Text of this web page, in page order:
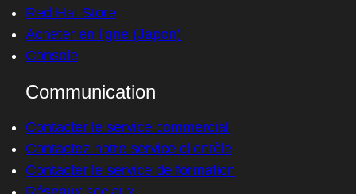
Red Hat Store
Acheter en ligne (Japon)
Console
Communication
Contacter le service commercial
Contactez notre service clientèle
Contacter le service de formation